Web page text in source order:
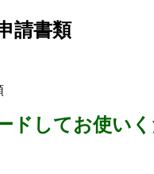
請書類
ドしてお使いく